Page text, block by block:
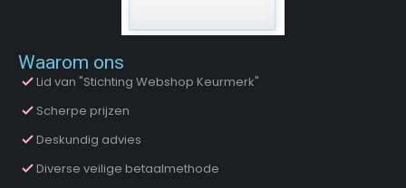
Waarom ons
Lid van "Stichting Webshop Keurmerk"
Scherpe prijzen
Deskundig advies
Diverse veilige betaalmethode